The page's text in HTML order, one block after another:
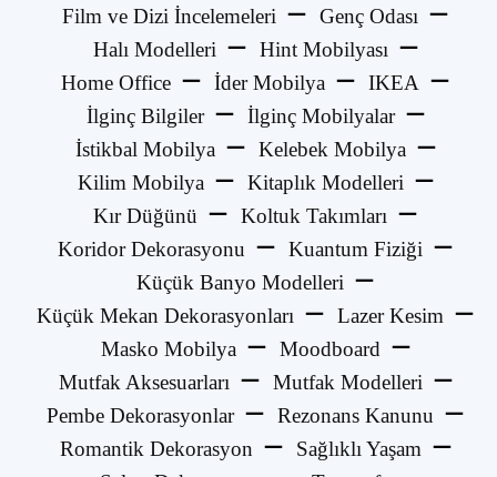
Film ve Dizi İncelemeleri
Genç Odası
Halı Modelleri
Hint Mobilyası
Home Office
İder Mobilya
IKEA
İlginç Bilgiler
İlginç Mobilyalar
İstikbal Mobilya
Kelebek Mobilya
Kilim Mobilya
Kitaplık Modelleri
Kır Düğünü
Koltuk Takımları
Koridor Dekorasyonu
Kuantum Fiziği
Küçük Banyo Modelleri
Küçük Mekan Dekorasyonları
Lazer Kesim
Masko Mobilya
Moodboard
Mutfak Aksesuarları
Mutfak Modelleri
Pembe Dekorasyonlar
Rezonans Kanunu
Romantik Dekorasyon
Sağlıklı Yaşam